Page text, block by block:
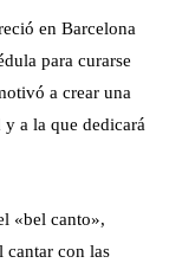
en Barcelona
para curarse
a crear una
a la que dedicará
«bel canto»,
cantar con las